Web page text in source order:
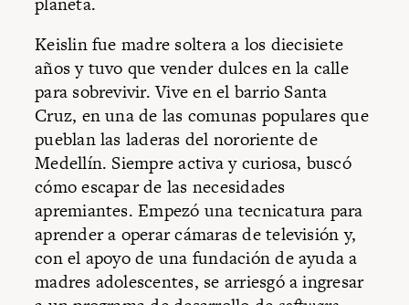
Keislin fue madre soltera a los diecisiete
años y tuvo que vender dulces en la calle
para sobrevivir. Vive en el barrio Santa
Cruz, en una de las comunas populares que
pueblan las laderas del nororiente de
Medellín. Siempre activa y curiosa, buscó
cómo escapar de las necesidades
apremiantes. Empezó una tecnicatura para
aprender a operar cámaras de televisión y,
con el apoyo de una fundación de ayuda a
madres adolescentes, se arriesgó a ingresar